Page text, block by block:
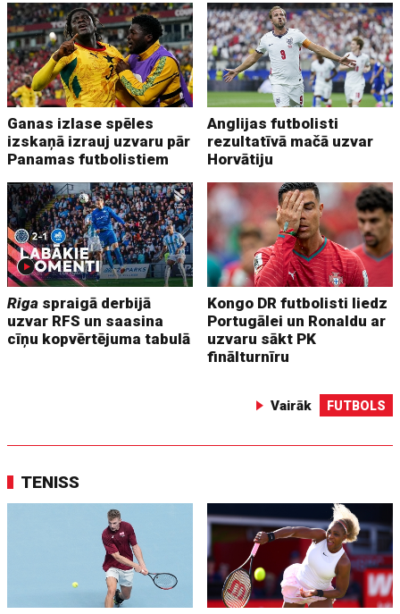
Ganas izlase spēles
izskaņā izrauj uzvaru pār
Panamas futbolistiem
Anglijas futbolisti
rezultatīvā mačā uzvar
Horvātiju
Riga spraigā derbijā
uzvar RFS un saasina
cīņu kopvērtējuma tabulā
Kongo DR futbolisti liedz
Portugālei un Ronaldu ar
uzvaru sākt PK
finālturnīru
Vairāk FUTBOLS
TENISS